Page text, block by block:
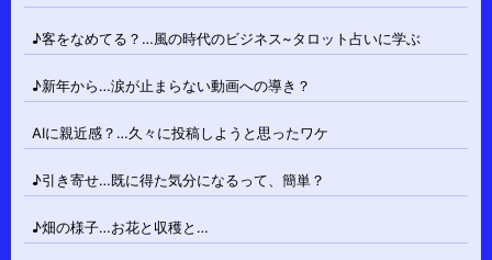
♪客をなめてる？…風の時代のビジネス~タロット占いに学ぶ
♪新年から…涙が止まらない動画への導き？
AIに親近感？…久々に投稿しようと思ったワケ
♪引き寄せ…既に得た気分になるって、簡単？
♪畑の様子…お花と収穫と…